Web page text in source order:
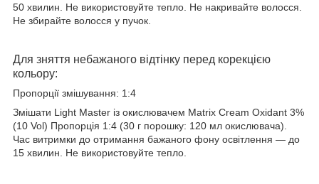
50 хвилин. Не використовуйте тепло. Не накривайте волосся.
Не збирайте волосся у пучок.
Для зняття небажаного відтінку перед корекцією
кольору:
Пропорції змішування: 1:4
Змішати Light Master із окислювачем Matrix Cream Oxidant 3%
(10 Vol) Пропорція 1:4 (30 г порошку: 120 мл окислювача).
Час витримки до отримання бажаного фону освітлення ― до
15 хвилин. Не використовуйте тепло.